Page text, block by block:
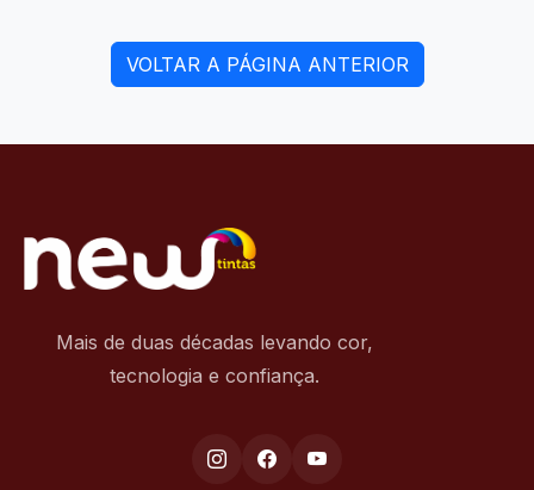
VOLTAR A PÁGINA ANTERIOR
Mais de duas décadas levando cor,
tecnologia e confiança.